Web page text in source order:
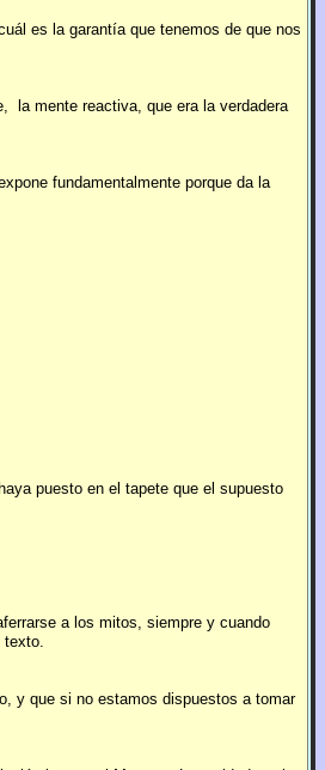
es la garantía que tenemos de que nos
la mente reactiva, que era la verdadera
fundamentalmente porque da la
puesto en el tapete que el supuesto
a los mitos, siempre y cuando
texto.
y que si no estamos dispuestos a tomar